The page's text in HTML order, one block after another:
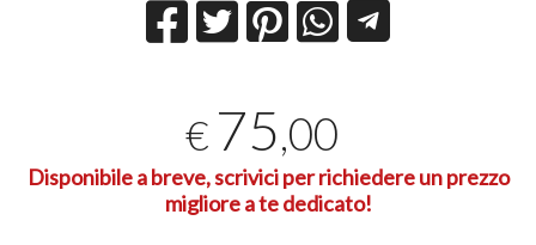
€ 75,00
Disponibile a breve, scrivici per richiedere un prezzo
migliore a te dedicato!